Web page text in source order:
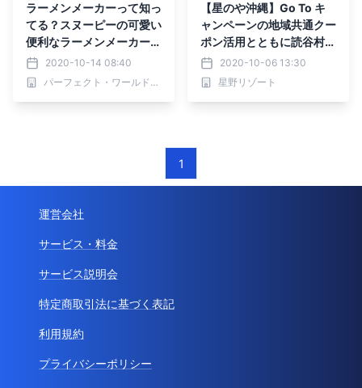
ラーメンメーカーって知っ
てる？スヌーピーの可愛い
便利なラーメンメーカーを
ご紹介♪2020-10-14 08:40
パーフェクト・ワールド株式会社
【星のや沖縄】Go To キ
ャンペーンの地域共通クー
ポン活用とともに読谷村の
「やちむん」を応援する取
り組みを実施期間：2020
年10月1日～2020年11月
2020-10-06 13:30
星野リゾート
1
運営会社
サービス・料金
サービス説明会
特定商取引法に基づく表記
利用規約
プライバシーポリシー